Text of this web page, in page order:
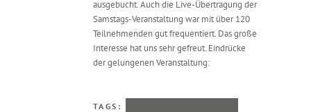
ausgebucht. Auch die Live-Übertragung der
Samstags-Veranstaltung war mit über 120
Teilnehmenden gut frequentiert. Das große
Interesse hat uns sehr gefreut. Eindrücke
der gelungenen Veranstaltung:
TAGS: